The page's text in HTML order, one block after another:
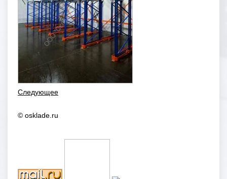
Следующее
© osklade.ru